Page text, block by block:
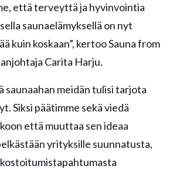
että terveyttä ja hyvinvointia
saunaelämyksellä on nyt
kuin koskaan”, kertoo Sauna from
Carita Harju.
saunaahan meidän tulisi tarjota
Siksi päätimme sekä viedä
että muuttaa sen ideaa
yrityksille suunnatusta,